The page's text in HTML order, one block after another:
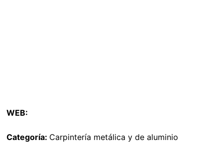
WEB:
Categoría: Carpintería metálica y de aluminio